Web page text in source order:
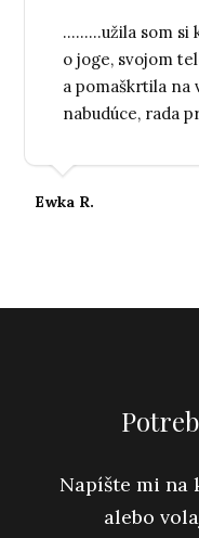
.........užila som si
o joge, svojom
a pomaškrtila na
nabudúce, rada
Ewka R.
Napíšte mi na
alebo